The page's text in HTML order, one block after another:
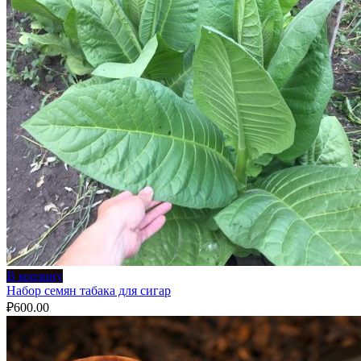
В корзину
Набор семян табака для сигар
₽600.00